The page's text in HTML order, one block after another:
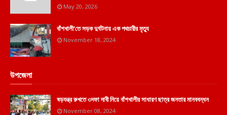
May 20, 2026
বাঁশখালী'তে সড়ক দুর্ঘটনায় এক পথচারীর মৃত্যু
November 18, 2024
উপজেলা
ষড়যন্ত্র রুখতে ৩দফা দাবী নিয়ে বাঁশখালীর সাধারণ ছাত্র জনতার মানববন্ধন
November 08, 2024